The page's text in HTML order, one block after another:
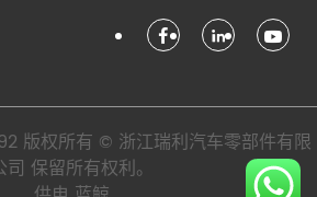
版权所有 © 浙江瑞利汽车零部件有限
司 保留所有权利。